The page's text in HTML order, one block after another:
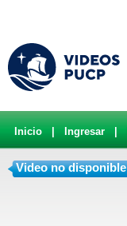
Inicio Ingresar
Video no disponible